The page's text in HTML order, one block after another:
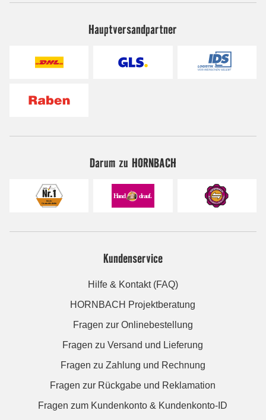
Hauptversandpartner
Darum zu HORNBACH
Kundenservice
Hilfe & Kontakt (FAQ)
HORNBACH Projektberatung
Fragen zur Onlinebestellung
Fragen zu Versand und Lieferung
Fragen zu Zahlung und Rechnung
Fragen zur Rückgabe und Reklamation
Fragen zum Kundenkonto & Kundenkonto-ID